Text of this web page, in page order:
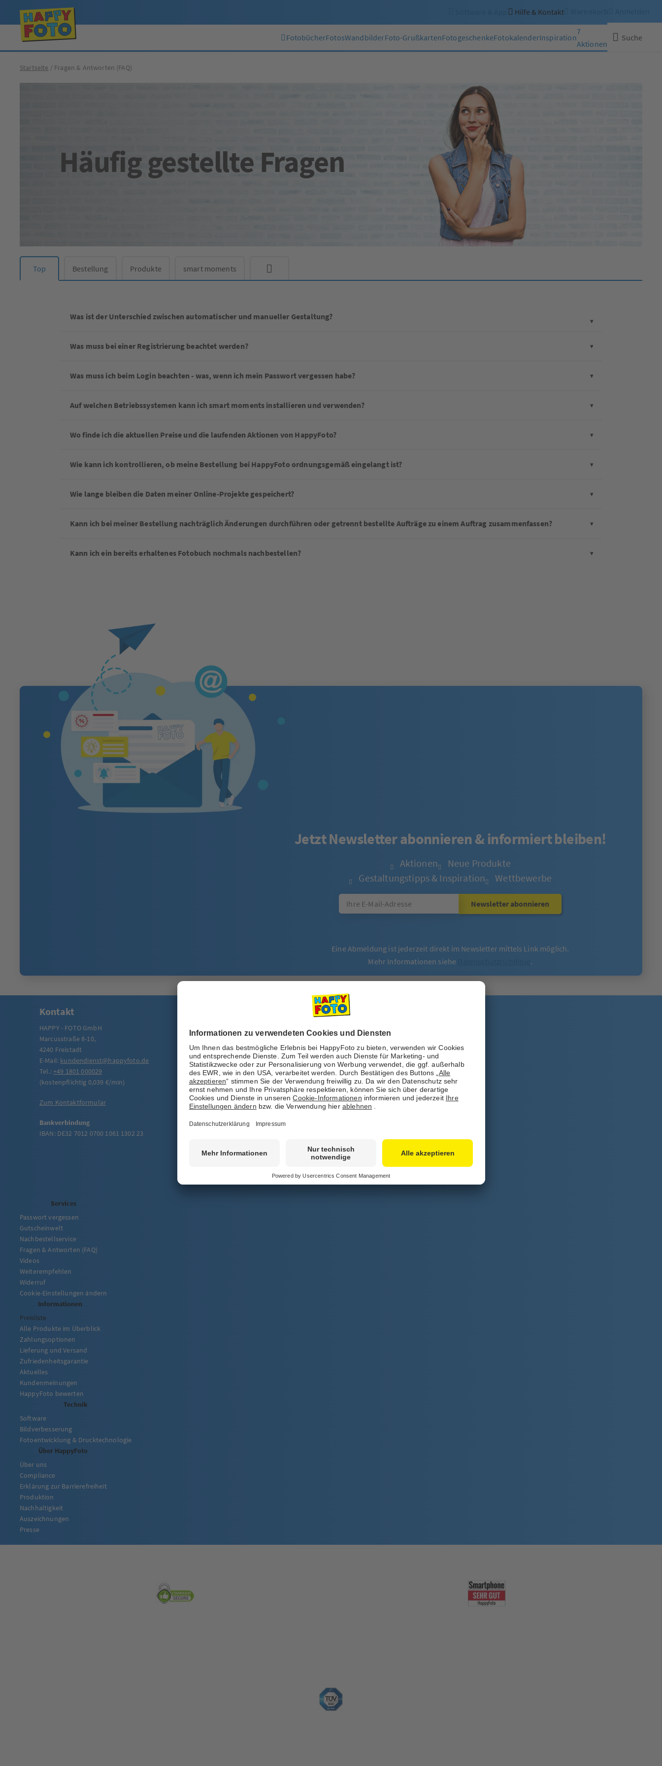
Hilfe & Kontakt
FotobücherFotosWandbilderFoto-GrußkartenFotogeschenkeFotokalenderInspiration
7
Aktionen
Suche
Startseite
Fragen & Antworten (FAQ)
Häufig gestellte Fragen
Top Bestellung Produkte smart moments
Was ist der Unterschied zwischen automatischer und manueller Gestaltung?
Was muss bei einer Registrierung beachtet werden?
Was muss ich beim Login beachten - was, wenn ich mein Passwort vergessen habe?
Auf welchen Betriebssystemen kann ich smart moments installieren und verwenden?
Wo finde ich die aktuellen Preise und die laufenden Aktionen von HappyFoto?
Wie kann ich kontrollieren, ob meine Bestellung bei HappyFoto ordnungsgemäß eingelangt ist?
Wie lange bleiben die Daten meiner Online-Projekte gespeichert?
Kann ich bei meiner Bestellung nachträglich Änderungen durchführen oder getrennt bestellte Aufträge zu einem Auftrag zusammenfassen?
Kann ich ein bereits erhaltenes Fotobuch nochmals nachbestellen?
Jetzt Newsletter abonnieren & informiert bleiben!
Aktionen
Neue Produkte
Gestaltungstipps & Inspiration
Wettbewerbe
Newsletter abonnieren
Eine Abmeldung ist jederzeit direkt im Newsletter mittels Link möglich.
Mehr Informationen siehe
.
Kontakt
HAPPY - FOTO GmbH
Marcusstraße 8-10,
4240 Freistadt
E-Mail: kundendienst@happyfoto.de
Tel.:+49 1801 000029
(kostenpflichtig 0,039 €/min)
Zum Kontaktformular
Bankverbindung
IBAN: DE32 7012 0700 1061 1302 23
Services
Passwort vergessen
Gutscheinwelt
Nachbestellservice
Fragen & Antworten (FAQ)
Videos
Weiterempfehlen
Widerruf
Cookie-Einstellungen ändern
Informationen
Preisliste
Alle Produkte im Überblick
Zahlungsoptionen
Lieferung und Versand
Zufriedenheitsgarantie
Aktuelles
Kundenmeinungen
HappyFoto bewerten
Technik
Software
Bildverbesserung
Fotoentwicklung & Drucktechnologie
Über HappyFoto
Über uns
Compliance
Erklärung zur Barrierefreiheit
Produktion
Nachhaltigkeit
Auszeichnungen
Presse